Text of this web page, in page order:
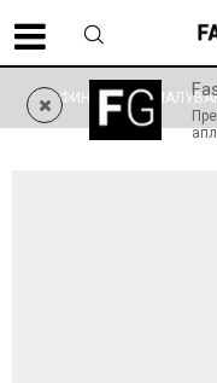
ФИНАЛНО НАМАЛУВАЊЕ